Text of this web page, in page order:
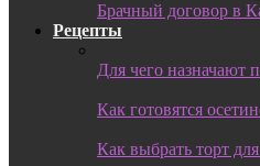
Брачный договор в
Рецепты
Для чего назначают
Как готовятся
Как выбрать торт